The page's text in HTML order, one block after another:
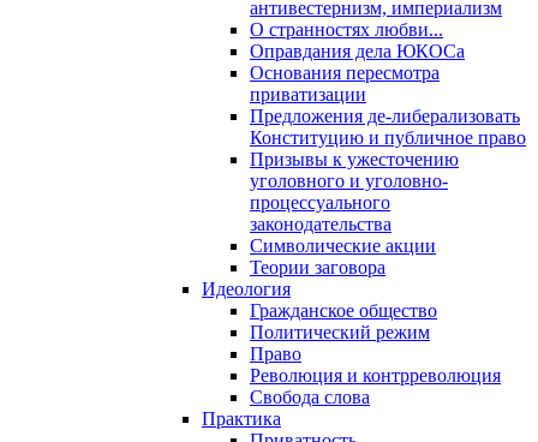
антивестернизм, империализм
О странностях любви...
Оправдания дела ЮКОСа
Основания пересмотра
приватизации
Предложения де-либерализовать
Конституцию и публичное право
Призывы к ужесточению
уголовного и уголовно-
процессуального
законодательства
Символические акции
Теории заговора
Идеология
Гражданское общество
Политический режим
Право
Революция и контрреволюция
Свобода слова
Практика